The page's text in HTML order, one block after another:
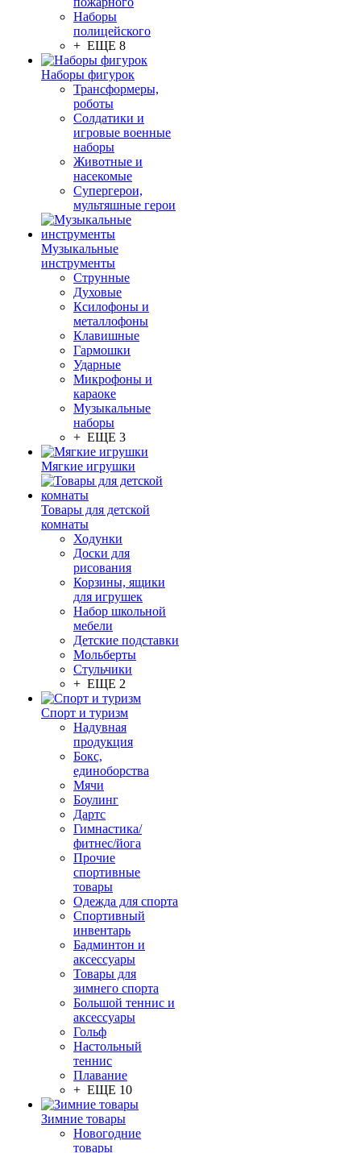
Наборы
полицейского
+ ЕЩЕ 8
Наборы фигурок
Трансформеры,
роботы
Солдатики и
игровые военные
наборы
Животные и
насекомые
Супергерои,
мультяшные герои
Музыкальные
инструменты
Струнные
Духовые
Ксилофоны и
металлофоны
Клавишные
Гармошки
Ударные
Микрофоны и
караоке
Музыкальные
наборы
+ ЕЩЕ 3
Мягкие игрушки
Товары для детской
комнаты
Ходунки
Доски для
рисования
Корзины, ящики
для игрушек
Набор школьной
мебели
Детские подставки
Мольберты
Стульчики
+ ЕЩЕ 2
Спорт и туризм
Надувная
продукция
Бокс,
единоборства
Мячи
Боулинг
Дартс
Гимнастика/
фитнес/йога
Прочие
спортивные
товары
Одежда для спорта
Спортивный
инвентарь
Бадминтон и
аксессуары
Товары для
зимнего спорта
Большой теннис и
аксессуары
Гольф
Настольный
теннис
Плавание
+ ЕЩЕ 10
Зимние товары
Новогодние
товары